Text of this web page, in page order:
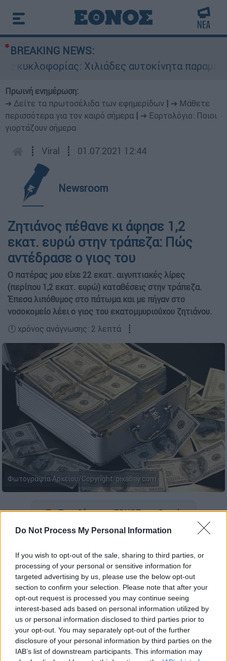
Do Not Process My Personal Information
If you wish to opt-out of the sale, sharing to third parties, or
processing of your personal or sensitive information for
targeted advertising by us, please use the below opt-out
section to confirm your selection. Please note that after your
opt-out request is processed you may continue seeing
interest-based ads based on personal information utilized by
us or personal information disclosed to third parties prior to
your opt-out. You may separately opt-out of the further
disclosure of your personal information by third parties on the
IAB’s list of downstream participants. This information may
BREAKING NEWS:
Χιλιάδες αυτοκίνητα
Πρωινή ενημέρωση:
➔ Δείτε τα πρωτοσέλιδα των εφημερίδων
➔ Μάθετε
περισσότερα για τον καιρό σήμερα
➔ Εορτολόγιο: Ποιοι
γιορτάζουν σήμερα
┋ Viral ┋ 01.07.2021 12:44
Newsroom
Ζητιάνος πέθανε κι άφησε 1,2
εκατ. ευρώ στην τράπεζα: Πώς
αντέδρασε ο γιος του
Ο πατέρας μου είχε 22 εκατ. αιγυπτιακές λίρες
(περίπου 1,2 εκατ. ευρώ) καταθέσεις στην τράπεζα.
Έπεσα λιπόθυμος στο πάτωμα και με πήγαν στο
νοσοκομείο λέει ο γιος του εκατομμυριούχου ζητιάνου.
🕛 χρόνος ανάγνωσης: 2 λεπτά ┋
Φωτογραφία Αρχείου/Copyright: pixabay.com
Προσθέστε το ΕΘΝΟΣ στη Google
νότιαΑίγυπτολέει ότι πήρε ένα γράμμα έναν
μήνα μετά τον θάνατο του άντρα, που
πληροφορούσε ότι είχε καταθέσεις 22 εκατ.
αιγυπτιακών λιρών (1,2 εκατ. ευρώ περίπου)
σε μια τράπεζα. Μετά τον θάνατο ενός
ζητιάνουστηνΑίγυπτο, η οικογένειά του
σοκαρίστηκε όταν έμαθε ότι ήταν
εκατομμυριούχος, ενώ πάντοτε ισχυριζόταν